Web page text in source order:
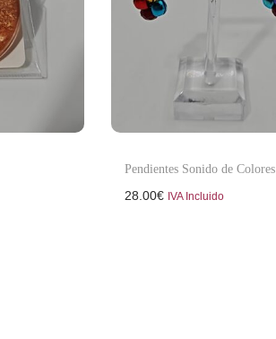
Pendientes Sonido de Colores
28.00€ IVA Incluido